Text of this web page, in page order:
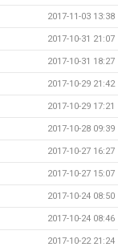
2017-11-03 13:38
2017-10-31 21:07
2017-10-31 18:27
2017-10-29 21:42
2017-10-29 17:21
2017-10-28 09:39
2017-10-27 16:27
2017-10-27 15:07
2017-10-24 08:50
2017-10-24 08:46
2017-10-22 21:24